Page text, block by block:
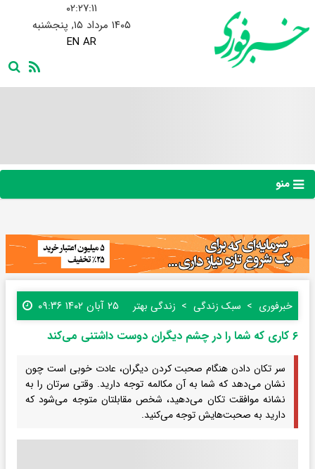
۰۲:۲۷:۱۲
۱۴۰۵ مرداد ۱۵, پنجشنبه
EN AR
منو
خبرفوری سبک زندگی زندگی بهتر ۲۵ آبان ۱۴۰۲ ۰۹:۳۶
۶ کاری که شما را در چشم دیگران دوست داشتنی می‌کند
سر تکان دادن هنگام صحبت کردن دیگران، عادت خوبی است چون
نشان می‌دهد که شما به آن مکالمه توجه دارید. وقتی سرتان را به
نشانه موافقت تکان می‌دهید، شخص مقابلتان متوجه می‌شود که
دارید به صحبت‌هایش توجه می‌کنید.